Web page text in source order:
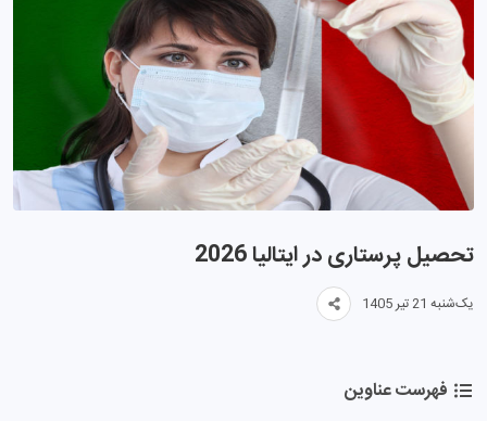
تحصیل پرستاری در ایتالیا 2026
یک‌شنبه 21 تیر 1405
فهرست عناوین